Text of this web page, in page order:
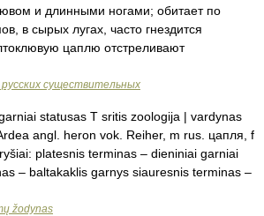
и длинными ногами; обитает по
в сырых лугах, часто гнездится
цаплю отстреливают
русских существительных
statusas T sritis zoologija | vardynas
angl. heron vok. Reiher, m rus. цапля, f
platesnis terminas – dieniniai garniai
– baltakaklis garnys siauresnis terminas –
žodynas